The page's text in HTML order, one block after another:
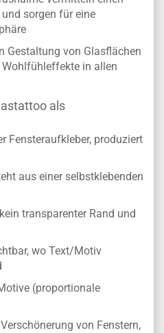
sorgen für eine
Gestaltung von Glasflächen
in allen
als
Fensteraufkleber, produziert
aus einer selbstklebenden
transparenter Rand und
wo Text/Motiv
(proportionale
von Fenstern,